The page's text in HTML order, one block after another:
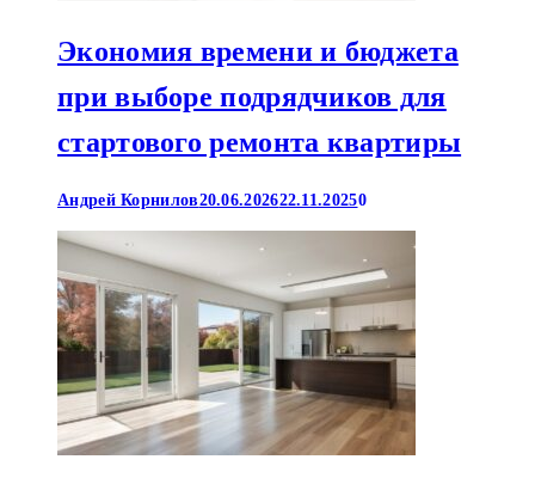
Экономия времени и бюджета
при выборе подрядчиков для
стартового ремонта квартиры
Андрей Корнилов20.06.202622.11.20250